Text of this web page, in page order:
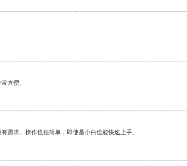
方便。
需求。操作也很简单，即使是小白也能快速上手。